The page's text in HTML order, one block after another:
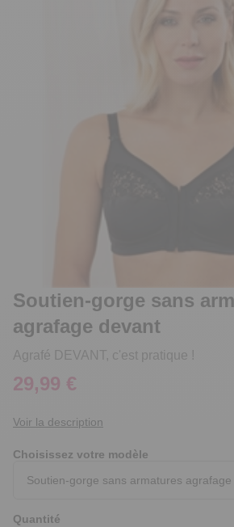
Soutien-gorge sans
agrafage devant
Agrafé DEVANT, c'est pratique !
29,99 €
Voir la description
Choisissez votre modèle
Quantité